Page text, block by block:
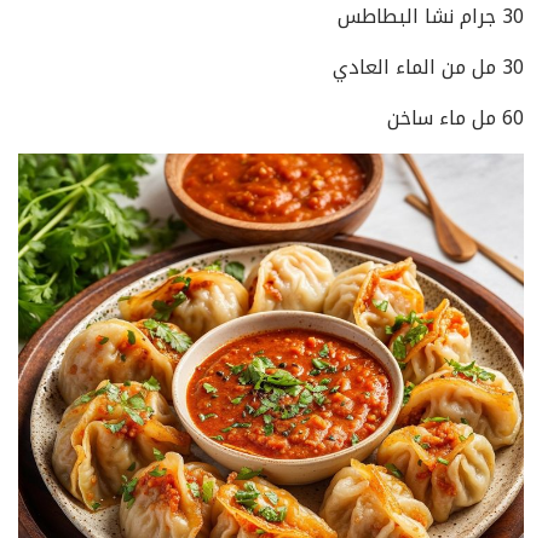
30 جرام نشا البطاطس
30 مل من الماء العادي
60 مل ماء ساخن